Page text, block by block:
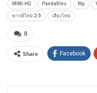
MINI-HD Pandafiles Rip
พากย์ไทย 2.0 เสียงไทย
0
Share Facebook